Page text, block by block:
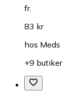
fr.
83 kr
hos Meds
+9 butiker